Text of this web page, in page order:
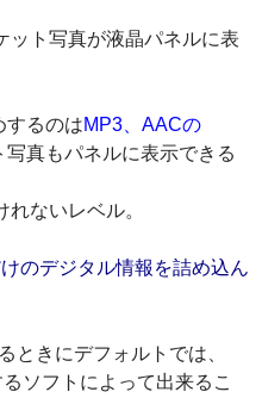
ット写真が液晶パネルに表
するのはMP3、AACの
写真もパネルに表示できる
ないレベル。
のデジタル情報を詰め込ん
ときにデフォルトでは、
ソフトによって出来るこ